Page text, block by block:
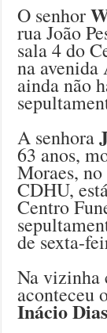
O senhor
rua João
sala 4 do
na
ainda não
A senhora
63 anos,
Moraes,
CDHU,
Centro
de sexta-
Na vizinha
aconteceu
Inácio Dias